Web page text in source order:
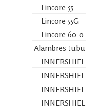
Lincore 55
Lincore 55G
Lincore 60-0
Alambres